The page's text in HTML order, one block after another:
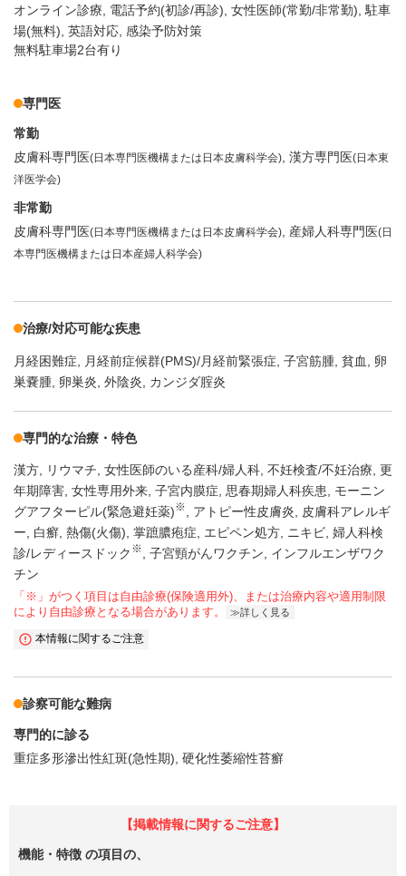
オンライン診療 電話予約(初診/再診) 女性医師(常勤/非常勤) 駐車
場(無料) 英語対応 感染予防対策
無料駐車場2台有り
専門医
常勤
皮膚科専門医(日本専門医機構または日本皮膚科学会) 漢方専門医(日本東
洋医学会)
非常勤
皮膚科専門医(日本専門医機構または日本皮膚科学会) 産婦人科専門医(日
本専門医機構または日本産婦人科学会)
治療/対応可能な疾患
月経困難症 月経前症候群(PMS)/月経前緊張症 子宮筋腫 貧血
卵
巣嚢腫 卵巣炎 外陰炎 カンジダ腟炎
専門的な治療・特色
漢方 リウマチ 女性医師のいる産科/婦人科 不妊検査/不妊治療 更
年期障害 女性専用外来 子宮内膜症 思春期婦人科疾患
モーニン
グアフターピル(緊急避妊薬)※ アトピー性皮膚炎
皮膚科アレルギ
ー
白癬 熱傷(火傷) 掌蹠膿疱症 エピペン処方 ニキビ 婦人科検
診/レディースドック ※ 子宮頸がんワクチン
インフルエンザワク
チン
「※」がつく項目は自由診療(保険適用外)、または治療内容や適用制限
により自由診療となる場合があります。
詳しく見る
本情報に関するご注意
診察可能な難病
専門的に診る
重症多形滲出性紅斑(急性期) 硬化性萎縮性苔癬
【掲載情報に関するご注意】
機能・特徴 の項目の、